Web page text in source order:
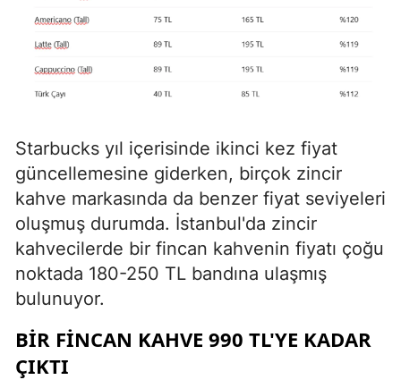
Starbucks yıl içerisinde ikinci kez fiyat
güncellemesine giderken, birçok zincir
kahve markasında da benzer fiyat seviyeleri
oluşmuş durumda. İstanbul'da zincir
kahvecilerde bir fincan kahvenin fiyatı çoğu
noktada 180-250 TL bandına ulaşmış
bulunuyor.
BIR FINCAN KAHVE 990 TL'YE KADAR
ÇIKTI